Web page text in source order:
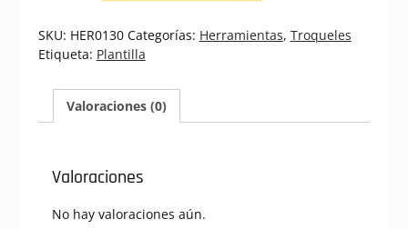
Foami
Circulo
cantidad
SKU: HER0130 Categorías: Herramientas, Troqueles
Etiqueta: Plantilla
Valoraciones (0)
Valoraciones
No hay valoraciones aún.